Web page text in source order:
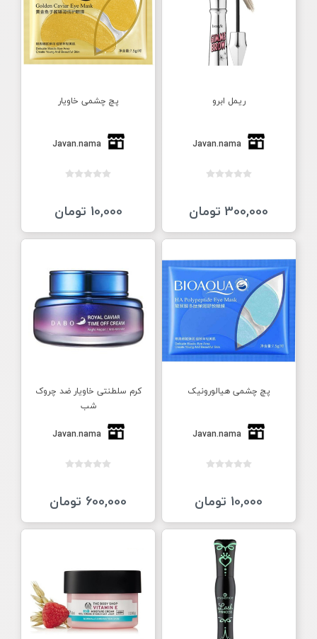
ریمل ابرو
Javan.nama
300,000 تومان
پچ چشمی خاویار
Javan.nama
10,000 تومان
پچ چشمی هیالورونیک
Javan.nama
10,000 تومان
کرم سلطنتی خاویار ضد چروک
شب
Javan.nama
600,000 تومان